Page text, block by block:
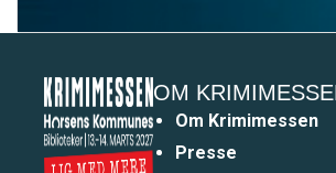
OM
Om Krimimessen
Presse